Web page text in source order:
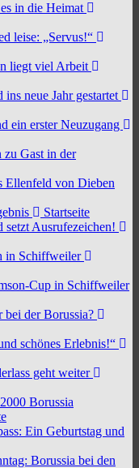
in die Heimat
leise: „Servus!“
liegt viel Arbeit
ins neue Jahr gestartet
ein erster Neuzugang
zu Gast in der
Ellenfeld von Dieben
Startseite
setzt Ausrufezeichen!
in Schiffweiler
Cup in Schiffweiler
bei der Borussia?
schönes Erlebnis!“
geht weiter
Borussia
Ein Geburtstag und
Borussia bei den